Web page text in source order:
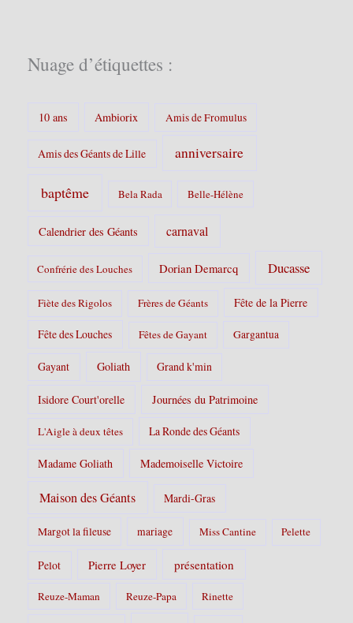
Nuage d’étiquettes :
10 ans Ambiorix Amis de Fromulus
Amis des Géants de Lille anniversaire
baptême Bela Rada Belle-Hélène
Calendrier des Géants carnaval
Confrérie des Louches Dorian Demarcq Ducasse
Fiète des Rigolos Frères de Géants Fête de la Pierre
Fête des Louches Fêtes de Gayant Gargantua
Gayant Goliath Grand k'min
Isidore Court'orelle Journées du Patrimoine
L'Aigle à deux têtes La Ronde des Géants
Madame Goliath Mademoiselle Victoire
Maison des Géants Mardi-Gras
Margot la fileuse mariage Miss Cantine Pelette
Pelot Pierre Loyer présentation
Reuze-Maman Reuze-Papa Rinette